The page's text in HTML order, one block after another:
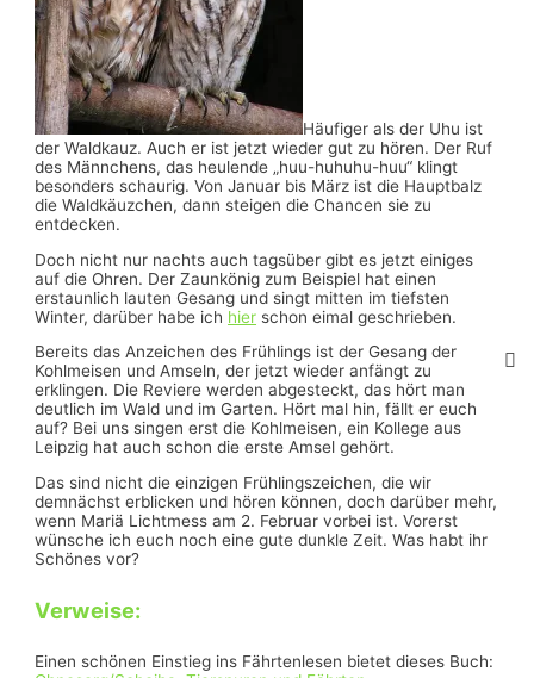
Häufiger als der Uhu ist
der Waldkauz. Auch er ist jetzt wieder gut zu hören. Der Ruf
des Männchens, das heulende „huu-huhuhu-huu“ klingt
besonders schaurig. Von Januar bis März ist die Hauptbalz
die Waldkäuzchen, dann steigen die Chancen sie zu
entdecken.
Doch nicht nur nachts auch tagsüber gibt es jetzt einiges
auf die Ohren. Der Zaunkönig zum Beispiel hat einen
erstaunlich lauten Gesang und singt mitten im tiefsten
Winter, darüber habe ich hier schon eimal geschrieben.
Bereits das Anzeichen des Frühlings ist der Gesang der
Kohlmeisen und Amseln, der jetzt wieder anfängt zu
erklingen. Die Reviere werden abgesteckt, das hört man
deutlich im Wald und im Garten. Hört mal hin, fällt er euch
auf? Bei uns singen erst die Kohlmeisen, ein Kollege aus
Leipzig hat auch schon die erste Amsel gehört.
Das sind nicht die einzigen Frühlingszeichen, die wir
demnächst erblicken und hören können, doch darüber mehr,
wenn Mariä Lichtmess am 2. Februar vorbei ist. Vorerst
wünsche ich euch noch eine gute dunkle Zeit. Was habt ihr
Schönes vor?
Verweise:
Einen schönen Einstieg ins Fährtenlesen bietet dieses Buch: